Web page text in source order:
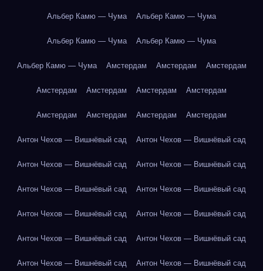
Альбер Камю — Чума Альбер Камю — Чума
Альбер Камю — Чума Альбер Камю — Чума
Альбер Камю — Чума Амстердам Амстердам Амстердам
Амстердам Амстердам Амстердам Амстердам
Амстердам Амстердам Амстердам Амстердам
Антон Чехов — Вишнёвый сад Антон Чехов — Вишнёвый сад
Антон Чехов — Вишнёвый сад Антон Чехов — Вишнёвый сад
Антон Чехов — Вишнёвый сад Антон Чехов — Вишнёвый сад
Антон Чехов — Вишнёвый сад Антон Чехов — Вишнёвый сад
Антон Чехов — Вишнёвый сад Антон Чехов — Вишнёвый сад
Антон Чехов — Вишнёвый сад Антон Чехов — Вишнёвый сад